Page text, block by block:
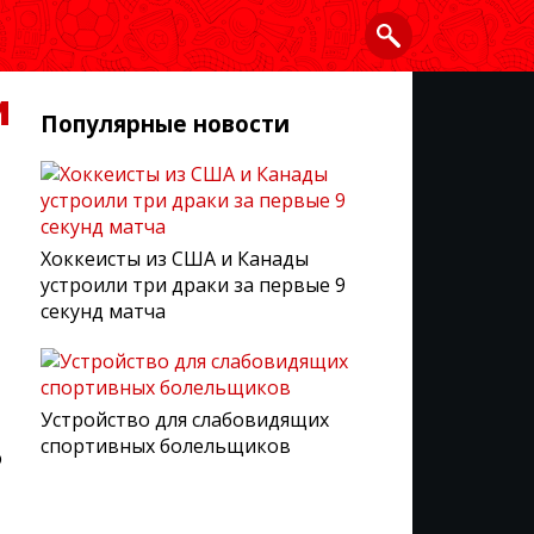
Популярные новости
Хоккеисты из США и Канады
устроили три драки за первые 9
секунд матча
Устройство для слабовидящих
спортивных болельщиков